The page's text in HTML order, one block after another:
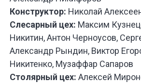
Конструктор: Николай
Слесарный цех: Максим
Никитин, Антон Черноусов,
Александр Рындин, Виктор
Никитенко, Музаффар Сапаров
Столярный цех: Алексей